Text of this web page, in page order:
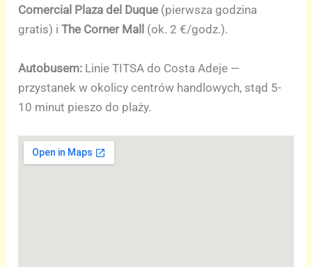
Comercial Plaza del Duque (pierwsza godzina
gratis) iThe Corner Mall (ok. 2 €/godz.).
Autobusem: Linie TITSA do Costa Adeje —
przystanek w okolicy centrów handlowych, stąd 5-
10 minut pieszo do plaży.